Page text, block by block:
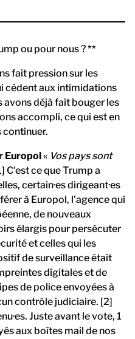
ou pour nous ? **
fait pression sur les
cèdent aux intimidations
avons déjà fait bouger les
accompli, ce qui est en
continuer.
Europol « Vos pays sont
C'est ce que Trump a
certain·es dirigeant·es
à Europol, l'agence qui
de nouveaux
élargis pour persécuter
et celles qui les
de surveillance était
digitales et de
de police envoyées à
contrôle judiciaire. [2]
Juste avant le vote, 1
aux boîtes mail de nos